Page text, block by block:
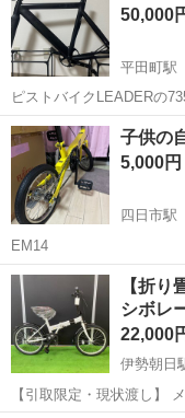
50,000
平田町駅
ピストバイクLEADERの
などあります落車はして
あることをご理解の上よろ
三重 鈴鹿市 平田
子供の
5,000円
四日市駅
EM14
三重 四日市市 四
【折り
シボレ
22,000
伊勢朝日
【引取限定・現状渡し】 メーカー：CHEVROLET シボレー 商品名：